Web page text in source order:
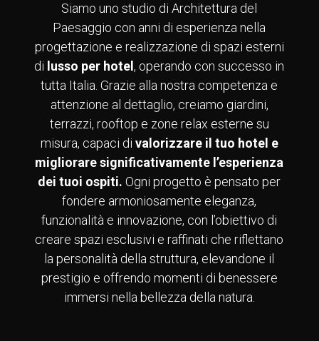
Siamo uno studio di Architettura del
Paesaggio con anni di esperienza nella
progettazione e realizzazione di spazi esterni
di lusso per hotel, operando con successo in
tutta Italia. Grazie alla nostra competenza e
attenzione al dettaglio, creiamo giardini,
terrazzi, rooftop e zone relax esterne su
misura, capaci di valorizzare il tuo hotel e
migliorare significativamente l’esperienza
dei tuoi ospiti. Ogni progetto è pensato per
fondere armoniosamente eleganza,
funzionalità e innovazione, con l’obiettivo di
creare spazi esclusivi e raffinati che riflettano
la personalità della struttura, elevandone il
prestigio e offrendo momenti di benessere
immersi nella bellezza della natura.